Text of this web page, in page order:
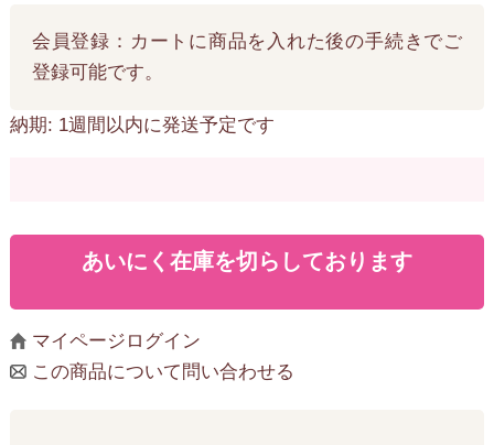
会員登録：カートに商品を入れた後の手続きでご
登録可能です。
納期: 1週間以内に発送予定です
あいにく在庫を切らしております
マイページログイン
この商品について問い合わせる